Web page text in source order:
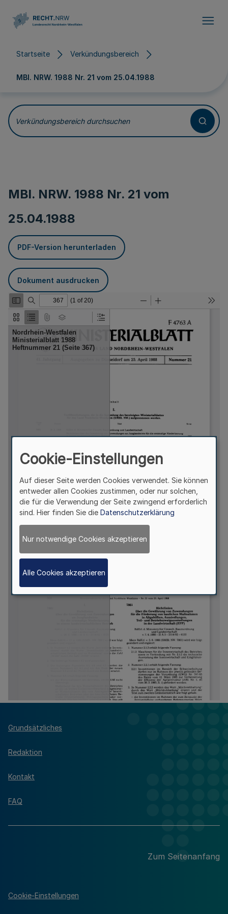
Startseite Verkündungsbereich
MBl. NRW. 1988 Nr. 21 vom 25.04.1988
Verkündungsbereich durchsuchen
MBl. NRW. 1988 Nr. 21 vom
25.04.1988
PDF-Version herunterladen
Dokument ausdrucken
Grundsätzliches
Redaktion
Kontakt
FAQ
Zum Seitenanfang
Cookie-Einstellungen
Cookie-Einstellungen
Auf dieser Seite werden Cookies verwendet. Sie können
entweder allen Cookies zustimmen, oder nur solchen,
die für die Verwendung der Seite zwingend erforderlich
sind. Hier finden Sie die Datenschutzerklärung
Nur notwendige Cookies akzeptieren
Alle Cookies akzeptieren